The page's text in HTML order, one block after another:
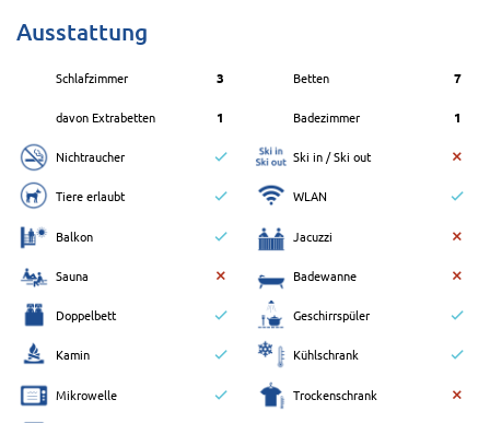
Ausstattung
Schlafzimmer 3 Betten 7
davon Extrabetten 1 Badezimmer 1
Nichtraucher Ski in / Ski out
Tiere erlaubt WLAN
Balkon Jacuzzi
Sauna Badewanne
Doppelbett Geschirrspüler
Kamin Kühlschrank
Mikrowelle Trockenschrank